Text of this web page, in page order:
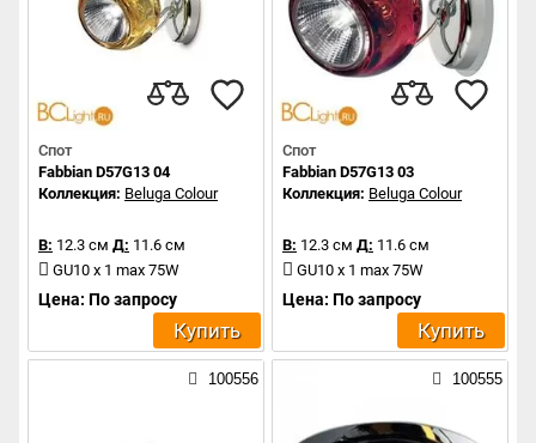
Спот
Fabbian D57G13 04
Коллекция: Beluga Colour
В: 12.3 см Д: 11.6 см
GU10 x 1 max 75W
Цена: По запросу
Купить
Спот
Fabbian D57G13 03
Коллекция: Beluga Colour
В: 12.3 см Д: 11.6 см
GU10 x 1 max 75W
Цена: По запросу
Купить
100556 100555